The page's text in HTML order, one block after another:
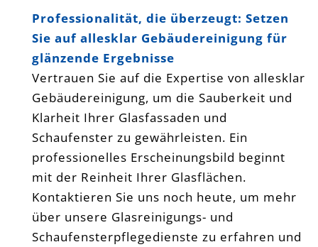
Professionalität, die überzeugt: Setzen
Sie auf allesklar Gebäudereinigung für
glänzende Ergebnisse
Vertrauen Sie auf die Expertise von allesklar
Gebäudereinigung, um die Sauberkeit und
Klarheit Ihrer Glasfassaden und
Schaufenster zu gewährleisten. Ein
professionelles Erscheinungsbild beginnt
mit der Reinheit Ihrer Glasflächen.
Kontaktieren Sie uns noch heute, um mehr
über unsere Glasreinigungs- und
Schaufensterpflegedienste zu erfahren und